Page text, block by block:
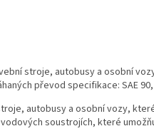
stroje, autobusy a osobní
převod specifikace: SAE 90,
autobusy a osobní vozy,
soustrojích, které